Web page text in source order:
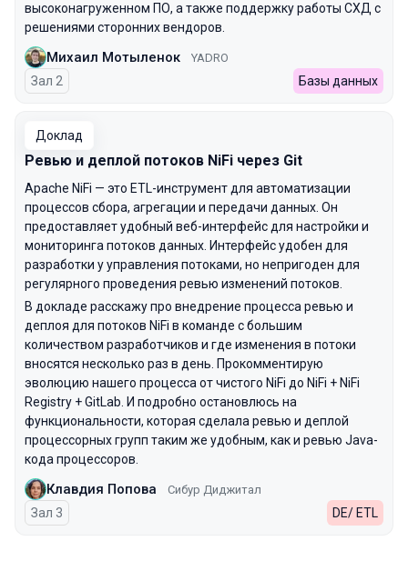
высоконагруженном ПО, а также поддержку работы СХД с
решениями сторонних вендоров.
Михаил Мотыленок YADRO
Зал 2 Базы данных
Доклад
Ревью и деплой потоков NiFi через Git
Apache NiFi — это ETL-инструмент для автоматизации
процессов сбора, агрегации и передачи данных. Он
предоставляет удобный веб-интерфейс для настройки и
мониторинга потоков данных. Интерфейс удобен для
разработки у управления потоками, но непригоден для
регулярного проведения ревью изменений потоков.
В докладе расскажу про внедрение процесса ревью и
деплоя для потоков NiFi в команде с большим
количеством разработчиков и где изменения в потоки
вносятся несколько раз в день. Прокомментирую
эволюцию нашего процесса от чистого NiFi до NiFi + NiFi
Registry + GitLab. И подробно остановлюсь на
функциональности, которая сделала ревью и деплой
процессорных групп таким же удобным, как и ревью Java-
кода процессоров.
Клавдия Попова Сибур Диджитал
Зал 3 DE/ ETL